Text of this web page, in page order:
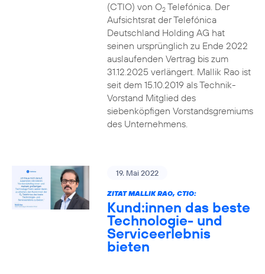
(CTIO) von O2Telefónica. Der
Aufsichtsrat der Telefónica
Deutschland Holding AG hat
seinen ursprünglich zu Ende 2022
auslaufenden Vertrag bis zum
31.12.2025 verlängert. Mallik Rao ist
seit dem 15.10.2019 als Technik-
Vorstand Mitglied des
siebenköpfigen Vorstandsgremiums
des Unternehmens.
19. Mai 2022
ZITAT MALLIK RAO, CTIO:
Kund:innen das beste
Technologie- und
Serviceerlebnis
bieten